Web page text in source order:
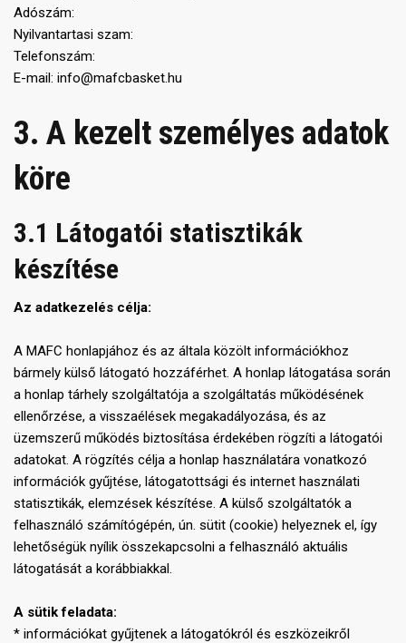
Adószám:
Nyilvantartasi szam:
Telefonszám:
E-mail: info@mafcbasket.hu
3. A kezelt személyes adatok
köre
3.1 Látogatói statisztikák
készítése
Az adatkezelés célja:
A MAFC honlapjához és az általa közölt információkhoz
bármely külső látogató hozzáférhet. A honlap látogatása során
a honlap tárhely szolgáltatója a szolgáltatás működésének
ellenőrzése, a visszaélések megakadályozása, és az
üzemszerű működés biztosítása érdekében rögzíti a látogatói
adatokat. A rögzítés célja a honlap használatára vonatkozó
információk gyűjtése, látogatottsági és internet használati
statisztikák, elemzések készítése. A külső szolgáltatók a
felhasználó számítógépén, ún. sütit (cookie) helyeznek el, így
lehetőségük nyílik összekapcsolni a felhasználó aktuális
látogatását a korábbiakkal.
A sütik feladata:
* információkat gyűjtenek a látogatókról és eszközeikről